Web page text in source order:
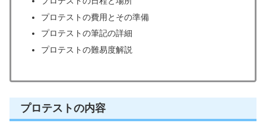
プロテストの費用とその準備
プロテストの筆記の詳細
プロテストの難易度解説
プロテストの内容